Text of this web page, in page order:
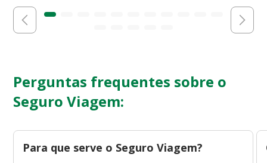
Perguntas frequentes sobre o
Seguro Viagem:
Para que serve o Seguro Viagem?